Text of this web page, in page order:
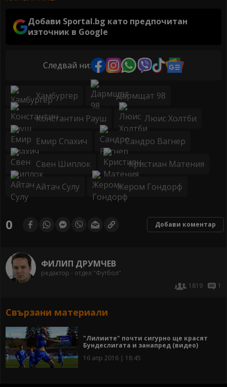
Добави Sportal.bg като предпочитан
източник в Google
Следвай ни:
Хамбургер Дармщат 98
Константин Рауш Люис Холтби
Емир Спахич Сандро Вагнер
Свен Шиплок Кристиан Матения
Айтач Сулу Жером Гондорф
0 Добави коментар
ФИЛИП ДРУМЧЕВ
редактор - отдел "Футбол"
1819
1
Свързани материали
"Лилиите" почти сигурно ще красят
Бундеслигата и занапред (видео)
16 апр 2016 | 18:45